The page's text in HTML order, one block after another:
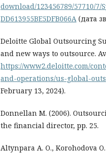
download/123456789/57710/7/
DD613955BE5DFB066A (дата
Deloitte Global Outsourcing
and new ways to outsource.
https://www2.deloitte.com/
and-operations/us-global-
February 13, 2024).
Donnellan M. (2006).
the financial director, рр. 25.
Altynpara A. O., Korohodova